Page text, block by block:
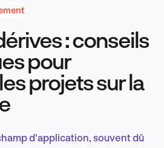
conception produit
sectorielles
: conseils
pour
projets sur la
d'application, souvent dû